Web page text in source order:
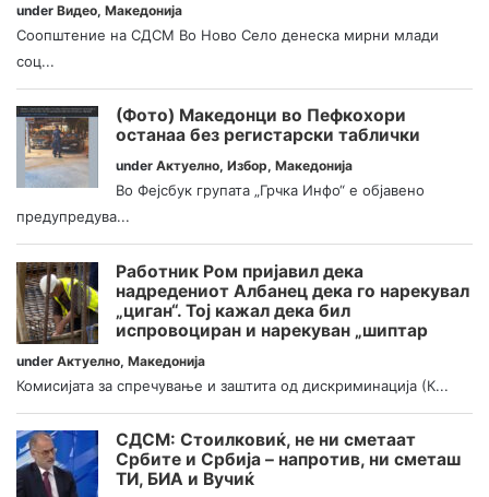
under Видео, Македонија
Соопштение на СДСМ Во Ново Село денеска мирни млади
соц...
(Фото) Македонци во Пефкохори
останаа без регистарски таблички
under Актуелно, Избор, Македонија
Во Фејсбук групата „Грчка Инфо“ е објавено
предупредува...
Работник Ром пријавил дека
надредениот Албанец дека го нарекувал
„циган“. Тој кажал дека бил
испровоциран и нарекуван „шиптар
under Актуелно, Македонија
Комисијата за спречување и заштита од дискриминација (К...
СДСМ: Стоилковиќ, не ни сметаат
Србите и Србија – напротив, ни сметаш
ТИ, БИА и Вучиќ